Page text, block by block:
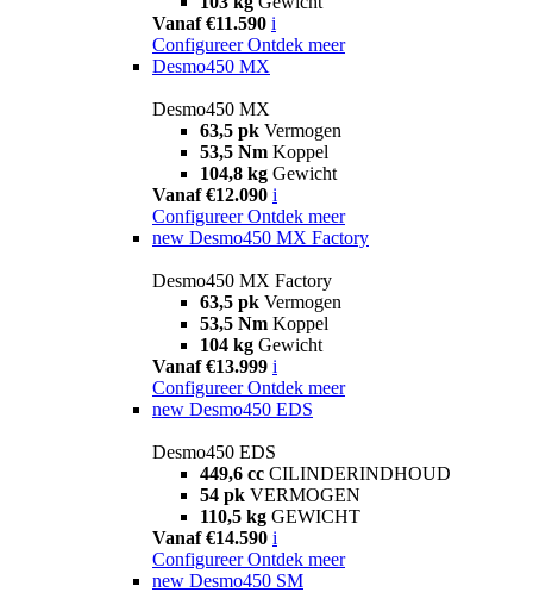
Vanaf €11.590 i
Configureer Ontdek meer
Desmo450 MX
Desmo450 MX
63,5 pk Vermogen
53,5 Nm Koppel
104,8 kg Gewicht
Vanaf €12.090 i
Configureer Ontdek meer
new Desmo450 MX Factory
Desmo450 MX Factory
63,5 pk Vermogen
53,5 Nm Koppel
104 kg Gewicht
Vanaf €13.999 i
Configureer Ontdek meer
new Desmo450 EDS
Desmo450 EDS
449,6 cc CILINDERINDHOUD
54 pk VERMOGEN
110,5 kg GEWICHT
Vanaf €14.590 i
Configureer Ontdek meer
new Desmo450 SM